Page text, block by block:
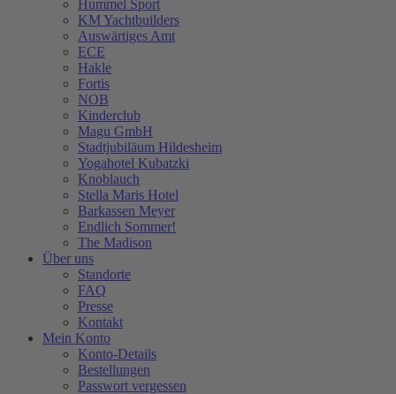
Hummel Sport
KM Yachtbuilders
Auswärtiges Amt
ECE
Hakle
Fortis
NOB
Kinderclub
Magu GmbH
Stadtjubiläum Hildesheim
Yogahotel Kubatzki
Knoblauch
Stella Maris Hotel
Barkassen Meyer
Endlich Sommer!
The Madison
Über uns
Standorte
FAQ
Presse
Kontakt
Mein Konto
Konto-Details
Bestellungen
Passwort vergessen